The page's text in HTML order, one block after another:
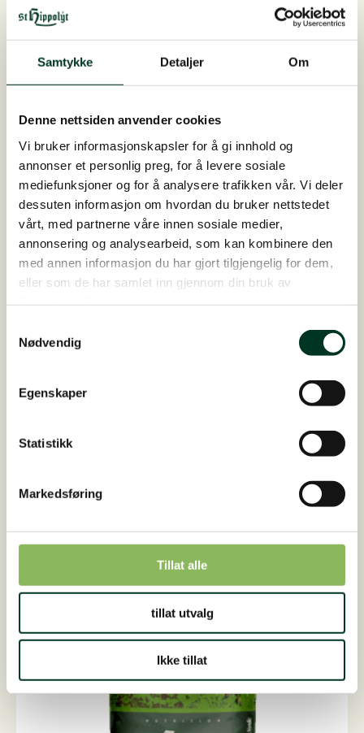
Samtykke Detaljer Om
Denne nettsiden anvender cookies
Vi bruker informasjonskapsler for å gi innhold og
annonser et personlig preg, for å levere sosiale
mediefunksjoner og for å analysere trafikken vår. Vi deler
dessuten informasjon om hvordan du bruker nettstedet
vårt, med partnerne våre innen sosiale medier,
annonsering og analysearbeid, som kan kombinere den
med annen informasjon du har gjort tilgjengelig for dem,
eller som de har samlet inn gjennom din bruk av
Nødvendig
Egenskaper
Statistikk
Markedsføring
Tillat alle
tillat utvalg
Ikke tillat
varianter.
Alternativene
kan
produktsiden
Lavglykemisk energifôr som pellets spesielt v...
kg